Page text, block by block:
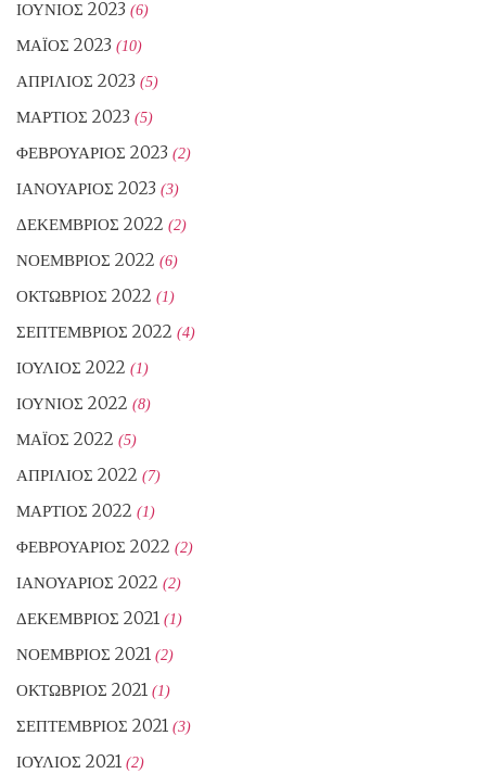
ΙΟΎΝΙΟΣ 2023 (6)
ΜΆΙΟΣ 2023 (10)
ΑΠΡΊΛΙΟΣ 2023 (5)
ΜΆΡΤΙΟΣ 2023 (5)
ΦΕΒΡΟΥΆΡΙΟΣ 2023 (2)
ΙΑΝΟΥΆΡΙΟΣ 2023 (3)
ΔΕΚΈΜΒΡΙΟΣ 2022 (2)
ΝΟΈΜΒΡΙΟΣ 2022 (6)
ΟΚΤΏΒΡΙΟΣ 2022 (1)
ΣΕΠΤΈΜΒΡΙΟΣ 2022 (4)
ΙΟΎΛΙΟΣ 2022 (1)
ΙΟΎΝΙΟΣ 2022 (8)
ΜΆΙΟΣ 2022 (5)
ΑΠΡΊΛΙΟΣ 2022 (7)
ΜΆΡΤΙΟΣ 2022 (1)
ΦΕΒΡΟΥΆΡΙΟΣ 2022 (2)
ΙΑΝΟΥΆΡΙΟΣ 2022 (2)
ΔΕΚΈΜΒΡΙΟΣ 2021 (1)
ΝΟΈΜΒΡΙΟΣ 2021 (2)
ΟΚΤΏΒΡΙΟΣ 2021 (1)
ΣΕΠΤΈΜΒΡΙΟΣ 2021 (3)
ΙΟΎΛΙΟΣ 2021 (2)